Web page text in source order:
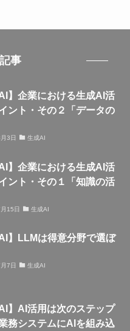
事
AI】企業における生成AI活
ント・その２「データの
3日 生成AI
AI】企業における生成AI活
ント・その１「知識の活
15日 生成AI
AI】LLMは得意分野で選ぼ
7日 生成AI
AI】AI活用は次のステップ
務システムにAIを組み込